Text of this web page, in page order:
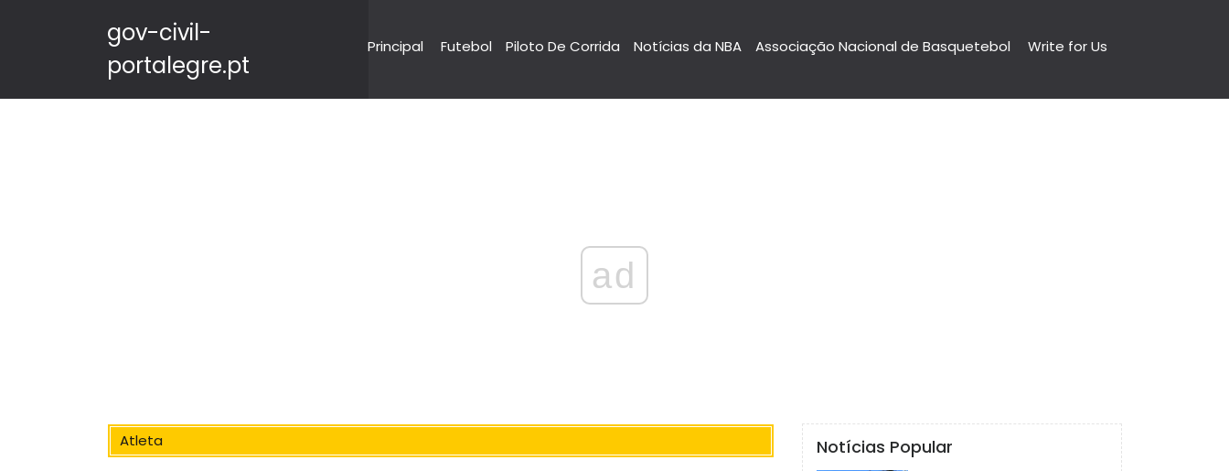
gov-civil-
portalegre.pt
Principal Futebol Piloto De Corrida Notícias da NBA Associação Nacional de Basquetebol Write for Us
ad
Atleta Notícias Popular